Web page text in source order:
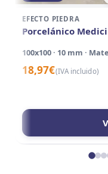
EFECTO PIEDRA
Porcelánico
100x100 · 10 mm ·
18,97€(IVA incluido)